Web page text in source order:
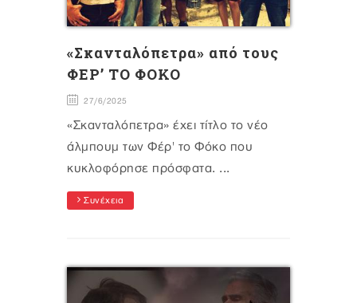
«Σκανταλόπετρα» από τους
ΦΕΡ’ ΤΟ ΦΟΚΟ
27/6/2025
«Σκανταλόπετρα» έχει τίτλο το νέο
άλμπουμ των Φέρ' το Φόκο που
κυκλοφόρησε πρόσφατα. ...
Συνέχεια